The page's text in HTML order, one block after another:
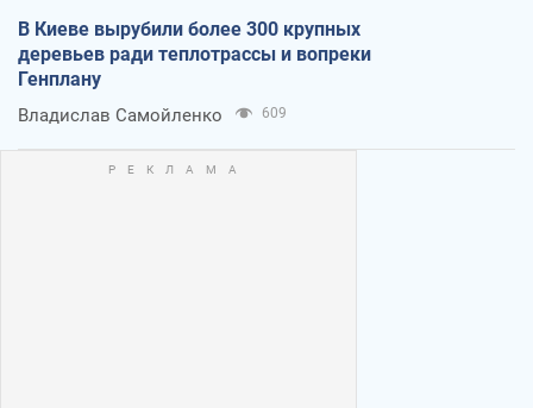
В Киеве вырубили более 300 крупных
деревьев ради теплотрассы и вопреки
Генплану
Владислав Самойленко 609